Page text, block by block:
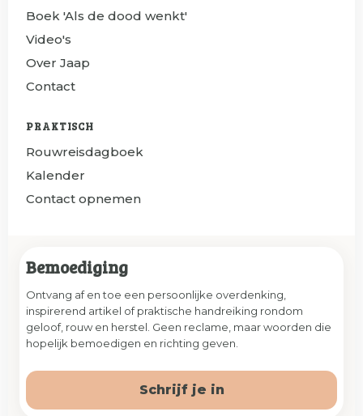
Boek 'Als de dood wenkt'
Video's
Over Jaap
Contact
PRAKTISCH
Rouwreisdagboek
Kalender
Contact opnemen
Bemoediging
Ontvang af en toe een persoonlijke overdenking,
inspirerend artikel of praktische handreiking rondom
geloof, rouw en herstel. Geen reclame, maar woorden die
hopelijk bemoedigen en richting geven.
Schrijf je in